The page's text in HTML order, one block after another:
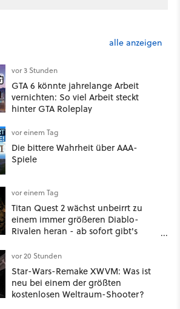
alle anzeigen
vor 3 Stunden
GTA 6 könnte jahrelange Arbeit
vernichten: So viel Arbeit steckt
hinter GTA Roleplay
vor einem Tag
Die bittere Wahrheit über AAA-
Spiele
vor einem Tag
Titan Quest 2 wächst unbeirrt zu
einem immer größeren Diablo-
Rivalen heran - ab sofort gibt's
Klasse
vor 20 Stunden
Star-Wars-Remake XWVM: Was ist
neu bei einem der größten
kostenlosen Weltraum-Shooter?